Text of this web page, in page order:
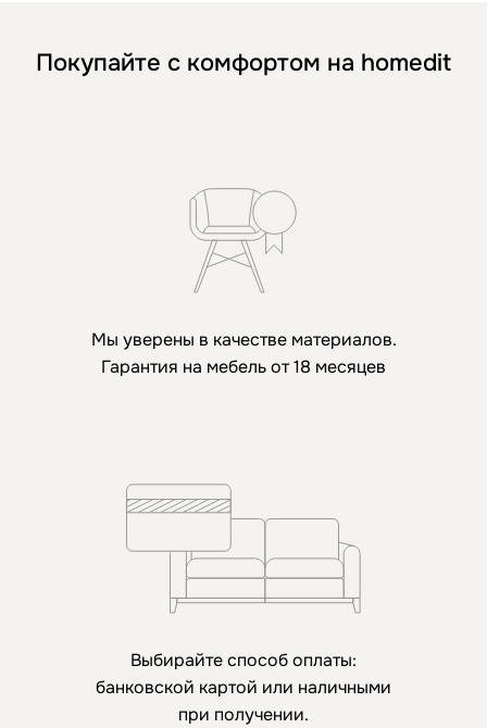
Покупайте с комфортом на homedit
Мы уверены в качестве материалов.
Гарантия на мебель от 18 месяцев
Выбирайте способ оплаты:
банковской картой или наличными
при получении.